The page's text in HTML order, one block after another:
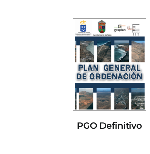
PGO Definitivo